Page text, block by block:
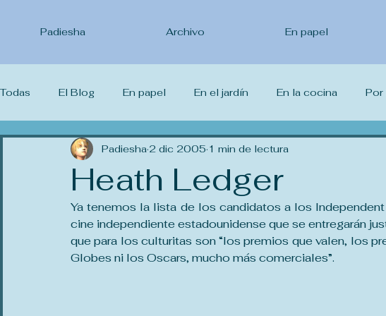
Padiesha Archivo En papel
Todas El Blog En papel En el jardín En la cocina Por
Lo que leo Lo que veo Lo que estudio
Heath Ledger
Padiesha 2 dic 2005 1 min de lectura
Ya tenemos la lista de los candidatos a los
cine independiente estadounidense que se entregarán
que para los culturitas son “los premios que valen, los
Globes ni los Oscars, mucho más comerciales”.